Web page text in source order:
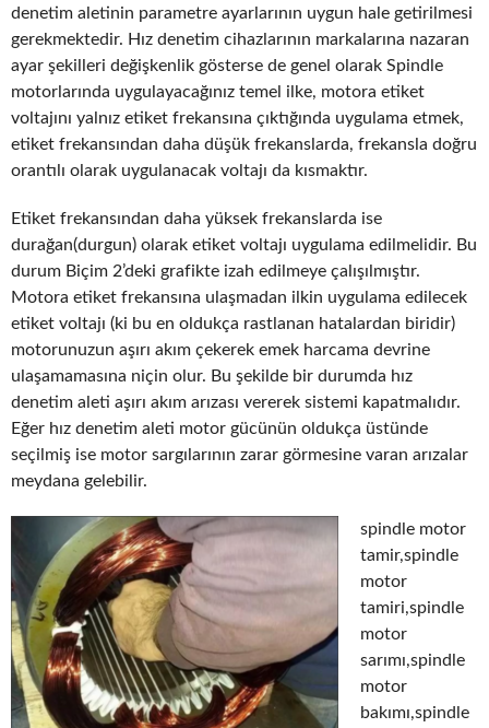
denetim aletinin parametre ayarlarının uygun hale getirilmesi
gerekmektedir. Hız denetim cihazlarının markalarına nazaran
ayar şekilleri değişkenlik gösterse de genel olarak Spindle
motorlarında uygulayacağınız temel ilke, motora etiket
voltajını yalnız etiket frekansına çıktığında uygulama etmek,
etiket frekansından daha düşük frekanslarda, frekansla doğru
orantılı olarak uygulanacak voltajı da kısmaktır.
Etiket frekansından daha yüksek frekanslarda ise
durağan(durgun) olarak etiket voltajı uygulama edilmelidir. Bu
durum Biçim 2’deki grafikte izah edilmeye çalışılmıştır.
Motora etiket frekansına ulaşmadan ilkin uygulama edilecek
etiket voltajı (ki bu en oldukça rastlanan hatalardan biridir)
motorunuzun aşırı akım çekerek emek harcama devrine
ulaşamamasına niçin olur. Bu şekilde bir durumda hız
denetim aleti aşırı akım arızası vererek sistemi kapatmalıdır.
Eğer hız denetim aleti motor gücünün oldukça üstünde
seçilmiş ise motor sargılarının zarar görmesine varan arızalar
meydana gelebilir.
spindle motor
tamir,spindle
motor
tamiri,spindle
motor
sarımı,spindle
motor
bakımı,spindle